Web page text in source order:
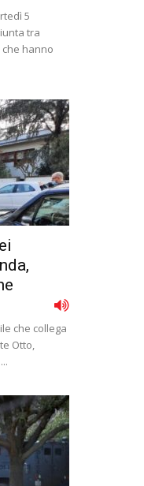
5
tra
hanno
che collega
Otto,